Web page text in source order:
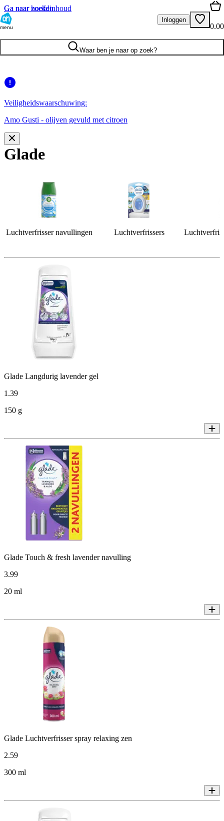
Ga naar hoofdinhoud
Ga naar zoeken
menu
Inloggen
0.00
Waar ben je naar op zoek?
Veiligheidswaarschuwing:
Amo Gusti - olijven gevuld met citroen
Glade
Luchtverfrisser navullingen Luchtverfrissers
Glade Langdurig lavender gel
1.39
150 g
Glade Touch & fresh lavender navulling
3.99
20 ml
Glade Luchtverfrisser spray relaxing zen
2.59
300 ml